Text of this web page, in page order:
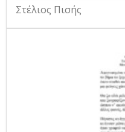
Στέλιος Πισής